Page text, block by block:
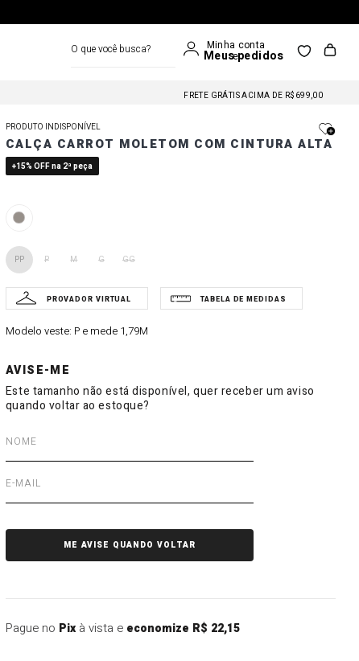
FRETE GRÁTIS ACIMA DE R$699,00
FRETE GRÁTIS NAS COMPRAS A PARTIR DE R$699
FRETE GRÁTIS ACIMA DE R$699,00
PRODUTO INDISPONÍVEL
CALÇA CARROT MOLETOM COM CINTURA ALTA
+15% OFF na 2ª peça
PP P M G GG
Modelo veste: P e mede 1,79M
Pague no Pixà vista e economize R$ 22,15